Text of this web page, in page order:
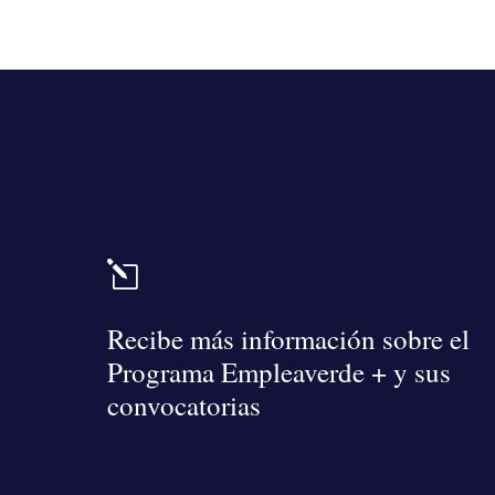
l
Recibe más información sobre el
Programa Empleaverde + y sus
convocatorias